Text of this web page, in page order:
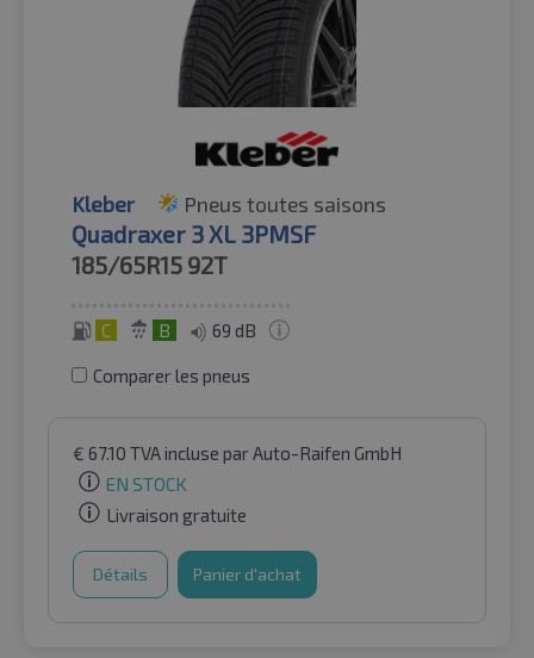
Kleber Pneus toutes saisons
Quadraxer 3 XL 3PMSF
185/65R15 92T
C B 69 dB
Comparer les pneus
€ 67.10 TVA incluse par Auto-Raifen GmbH
EN STOCK
Livraison gratuite
Détails Panier d'achat